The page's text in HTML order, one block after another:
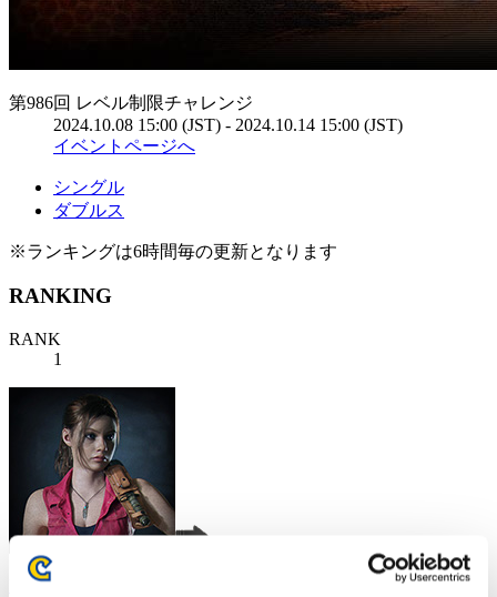
第986回 レベル制限チャレンジ
2024.10.08 15:00 (JST) - 2024.10.14 15:00 (JST)
イベントページへ
シングル
ダブルス
※ランキングは6時間毎の更新となります
RANKING
RANK
1
Bluepromo